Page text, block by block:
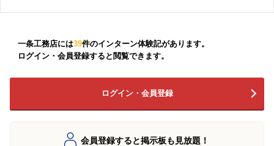
一条工務店には39件のインターン体験記があります。
ログイン・会員登録すると閲覧できます。
ログイン・会員登録
会員登録すると掲示板も見放題！